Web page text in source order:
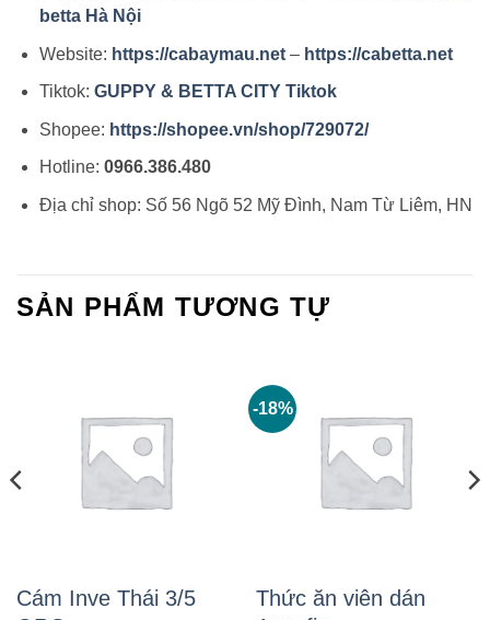
betta Hà Nội
Website: https://cabaymau.net– https://cabetta.net
Tiktok: GUPPY & BETTA CITY Tiktok
Shopee: https://shopee.vn/shop/729072/
Hotline: 0966.386.480
Địa chỉ shop: Số 56 Ngõ 52 Mỹ Đình, Nam Từ Liêm, HN
SẢN PHẨM TƯƠNG TỰ
Cám Inve Thái 3/5
-18%
Thức ăn viên dán